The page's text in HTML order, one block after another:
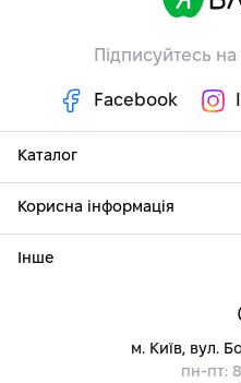
Підписуйтесь
Facebook
Каталог
Корисна інформація
Інше
м. Київ, вул.
пн-пт: